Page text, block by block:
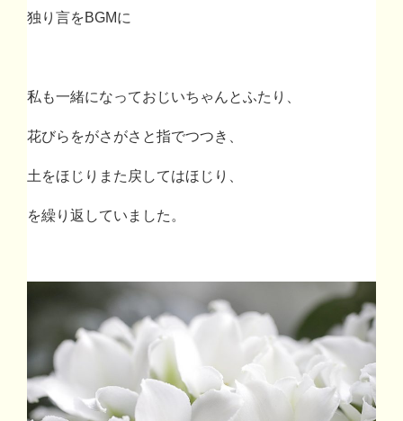
独り言をBGMに
私も一緒になっておじいちゃんとふたり、
花びらをがさがさと指でつつき、
土をほじりまた戻してはほじり、
を繰り返していました。